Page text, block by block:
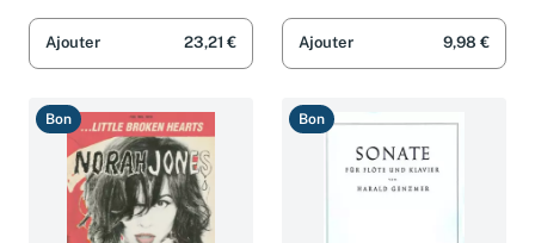
Mittelstufe Songbook |
17 Album Songs + Bonus
Titel | Musikbuch
Ajouter 23,21 € Ajouter 9,98 €
Bon Bon